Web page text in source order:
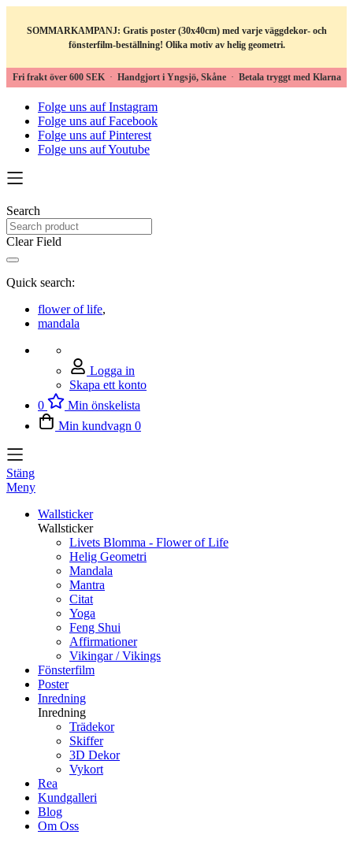
SOMMARKAMPANJ: Gratis poster (30x40cm) med varje väggdekor- och
fönsterfilm-beställning! Olika motiv av helig geometri.
Fri frakt över 600 SEK· Handgjort i Yngsjö, Skåne· Betala tryggt med Klarna
Folge uns auf Instagram
Folge uns auf Facebook
Folge uns auf Pinterest
Folge uns auf Youtube
Search
Clear Field
Quick search:
flower of life,
mandala
Logga in
Skapa ett konto
0
Min önskelista
Min kundvagn 0
Stäng
Meny
Wallsticker
Wallsticker
Livets Blomma - Flower of Life
Helig Geometri
Mandala
Mantra
Citat
Yoga
Feng Shui
Affirmationer
Vikingar / Vikings
Fönsterfilm
Poster
Inredning
Inredning
Trädekor
Skiffer
3D Dekor
Vykort
Rea
Kundgalleri
Blog
Om Oss